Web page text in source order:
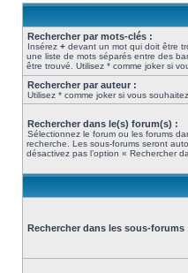
Rechercher par mots-clés :
Insérez + devant un mot qui doit être
une liste de mots séparés entre des
être trouvé. Utilisez * comme joker si
Rechercher par auteur :
Utilisez * comme joker si vous
Rechercher dans le(s) forum(s) :
Sélectionnez le forum ou les forums
recherche. Les sous-forums seront
désactivez pas l’option « Rechercher
Rechercher dans les sous-forums